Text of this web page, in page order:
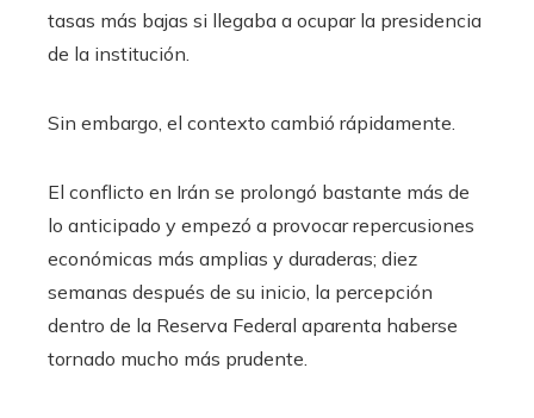
tasas más bajas si llegaba a ocupar la presidencia
de la institución.
Sin embargo, el contexto cambió rápidamente.
El conflicto en Irán se prolongó bastante más de
lo anticipado y empezó a provocar repercusiones
económicas más amplias y duraderas; diez
semanas después de su inicio, la percepción
dentro de la Reserva Federal aparenta haberse
tornado mucho más prudente.